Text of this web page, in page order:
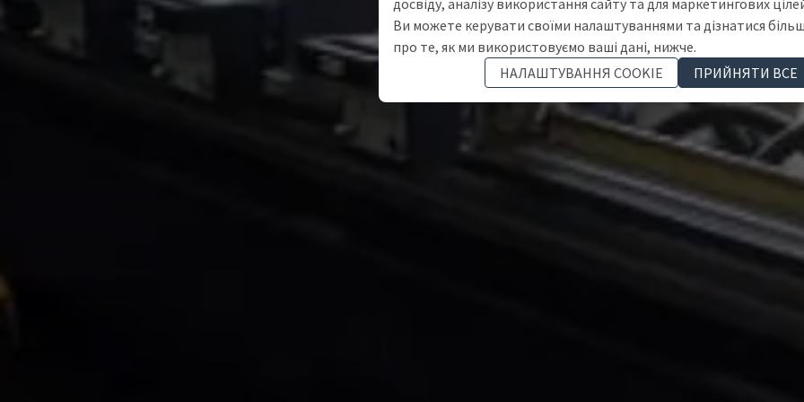
досвіду, аналізу використання сайту та для маркетингових
Ви можете керувати своїми налаштуваннями та дізнатися
про те, як ми використовуємо ваші дані, нижче.
НАЛАШТУВАННЯ COOKIE
ПРИЙНЯТИ ВСЕ